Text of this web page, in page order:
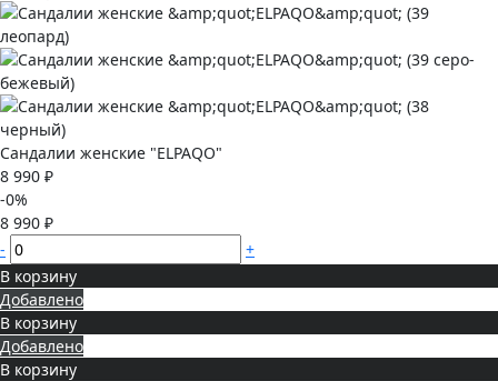
Сандалии женские "ELPAQO"
8 990 ₽
-0%
8 990 ₽
-
+
В корзину
Добавлено
В корзину
Добавлено
В корзину